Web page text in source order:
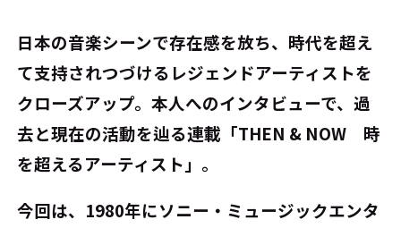
日本の音楽シーンで存在感を放ち、時代を超え
て支持されつづけるレジェンドアーティストを
クローズアップ。本人へのインタビューで、過
去と現在の活動を辿る連載「THEN & NOW 時
を超えるアーティスト」。
今回は、1980年にソニー・ミュージックエンタ